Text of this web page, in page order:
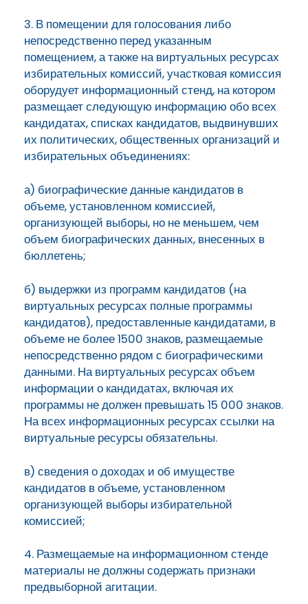
3. В помещении для голосования либо
непосредственно перед указанным
помещением, а также на виртуальных ресурсах
избирательных комиссий, участковая комиссия
оборудует информационный стенд, на котором
размещает следующую информацию обо всех
кандидатах, списках кандидатов, выдвинувших
их политических, общественных организаций и
избирательных объединениях:
а) биографические данные кандидатов в
объеме, установленном комиссией,
организующей выборы, но не меньшем, чем
объем биографических данных, внесенных в
бюллетень;
б) выдержки из программ кандидатов (на
виртуальных ресурсах полные программы
кандидатов), предоставленные кандидатами, в
объеме не более 1500 знаков, размещаемые
непосредственно рядом с биографическими
данными. На виртуальных ресурсах объем
информации о кандидатах, включая их
программы не должен превышать 15 000 знаков.
На всех информационных ресурсах ссылки на
виртуальные ресурсы обязательны.
в) сведения о доходах и об имуществе
кандидатов в объеме, установленном
организующей выборы избирательной
комиссией;
4. Размещаемые на информационном стенде
материалы не должны содержать признаки
предвыборной агитации.